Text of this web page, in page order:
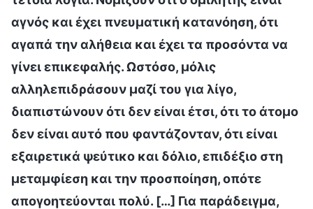
αγνός και έχει πνευματική κατανόηση, ότι
αγαπά την αλήθεια και έχει τα προσόντα να
γίνει επικεφαλής. Ωστόσο, μόλις
αλληλεπιδράσουν μαζί του για λίγο,
διαπιστώνουν ότι δεν είναι έτσι, ότι το άτομο
δεν είναι αυτό που φαντάζονταν, ότι είναι
εξαιρετικά ψεύτικο και δόλιο, επιδέξιο στη
μεταμφίεση και την προσποίηση, οπότε
απογοητεύονται πολύ. […] Για παράδειγμα,